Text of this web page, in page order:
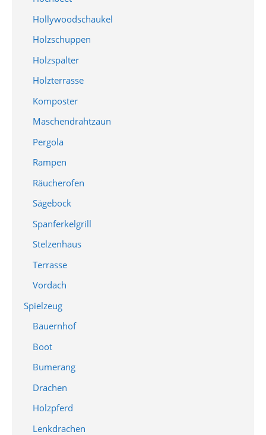
Hollywoodschaukel
Holzschuppen
Holzspalter
Holzterrasse
Komposter
Maschendrahtzaun
Pergola
Rampen
Räucherofen
Sägebock
Spanferkelgrill
Stelzenhaus
Terrasse
Vordach
Spielzeug
Bauernhof
Boot
Bumerang
Drachen
Holzpferd
Lenkdrachen